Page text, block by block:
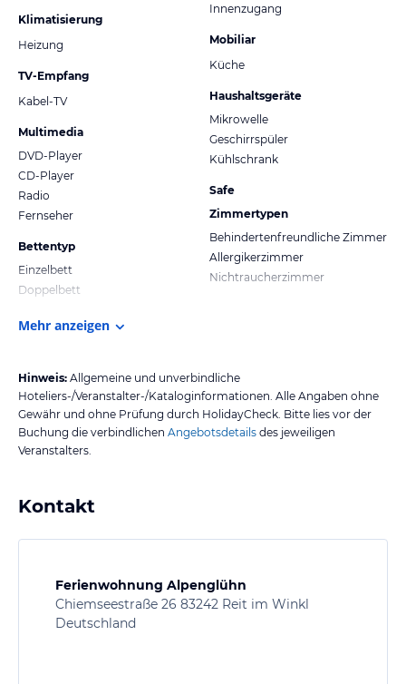
Klimatisierung
Heizung
TV-Empfang
Kabel-TV
Multimedia
DVD-Player
CD-Player
Radio
Fernseher
Bettentyp
Einzelbett
Doppelbett
Innenzugang
Mobiliar
Küche
Haushaltsgeräte
Mikrowelle
Geschirrspüler
Kühlschrank
Safe
Zimmertypen
Behindertenfreundliche Zimmer
Allergikerzimmer
Nichtraucherzimmer
Mehr anzeigen
Hinweis: Allgemeine und unverbindliche
Hoteliers-/Veranstalter-/Kataloginformationen. Alle Angaben ohne
Gewähr und ohne Prüfung durch HolidayCheck. Bitte lies vor der
Buchung die verbindlichen Angebotsdetails des jeweiligen
Veranstalters.
Kontakt
Ferienwohnung Alpenglühn
Chiemseestraße 26 83242 Reit im Winkl
Deutschland